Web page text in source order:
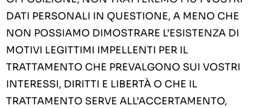
DATI PERSONALI IN QUESTIONE, A MENO CHE
NON POSSIAMO DIMOSTRARE L’ESISTENZA DI
MOTIVI LEGITTIMI IMPELLENTI PER IL
TRATTAMENTO CHE PREVALGONO SUI VOSTRI
INTERESSI, DIRITTI E LIBERTÀ O CHE IL
TRATTAMENTO SERVE ALL’ACCERTAMENTO,